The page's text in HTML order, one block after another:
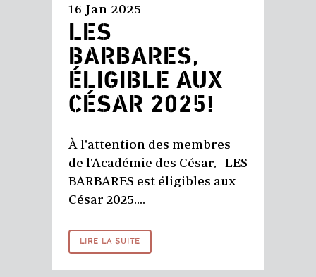
16 Jan 2025
LES
BARBARES,
ÉLIGIBLE AUX
CÉSAR 2025!
À l'attention des membres
de l'Académie des César, LES
BARBARES est éligibles aux
César 2025....
LIRE LA SUITE